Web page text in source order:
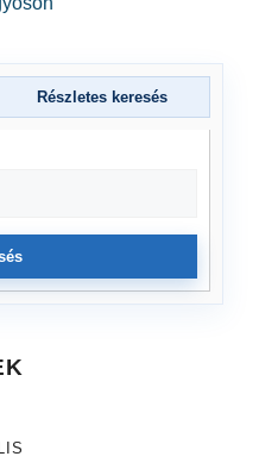
Részletes keresés